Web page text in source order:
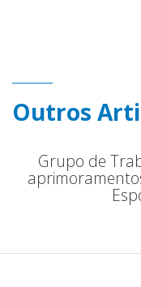
Outros
Grupo de